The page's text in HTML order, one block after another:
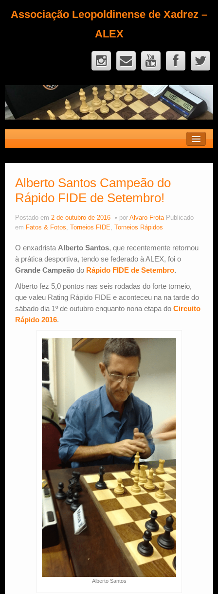
Associação Leopoldinense de Xadrez –
ALEX
Fique Sócio
Quem Somos?
Calendário
Alberto Santos Campeão do
Rápido FIDE de Setembro!
Postado em 2 de outubro de 2016 por Alvaro Frota Publicado
em Fatos & Fotos, Torneios FIDE, Torneios Rápidos
O enxadrista Alberto Santos, que recentemente retornou
à prática desportiva, tendo se federado à ALEX, foi o
Grande Campeão do Rápido FIDE de Setembro.
Alberto fez 5,0 pontos nas seis rodadas do forte torneio,
que valeu Rating Rápido FIDE e aconteceu na na tarde do
sábado dia 1º de outubro enquanto nona etapa do Circuito
Rápido 2016.
Alberto Santos